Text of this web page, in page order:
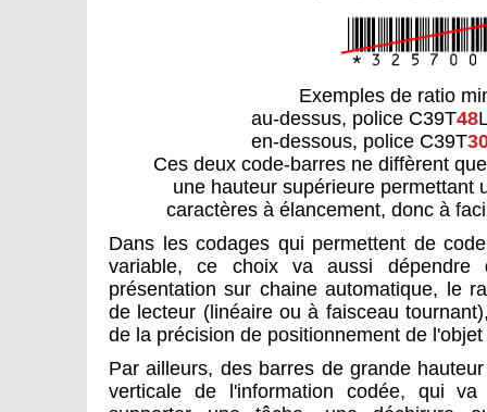
Exemples de ratio
au-dessus, police C39T48
en-dessous, police C39T
Ces deux code-barres ne diffèrent
une hauteur supérieure permettant
caractères à élancement, donc à
Dans les codages qui permettent de
variable, ce choix va aussi dépendre
présentation sur chaine automatique, le
de lecteur (linéaire ou à faisceau
de la précision de positionnement de
Par ailleurs, des barres de grande
verticale de l'information codée, qui